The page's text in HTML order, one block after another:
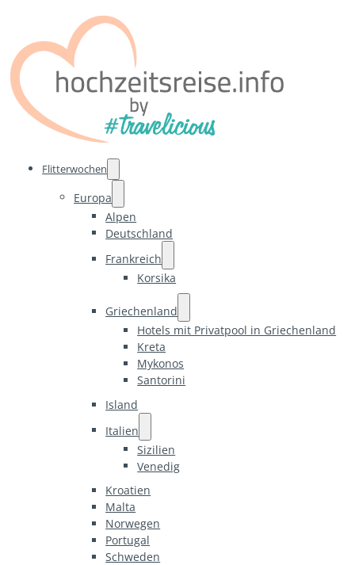
Flitterwochen
Europa
Alpen
Deutschland
Frankreich
Korsika
Griechenland
Hotels mit Privatpool in Griechenland
Kreta
Mykonos
Santorini
Island
Italien
Sizilien
Venedig
Kroatien
Malta
Norwegen
Portugal
Schweden